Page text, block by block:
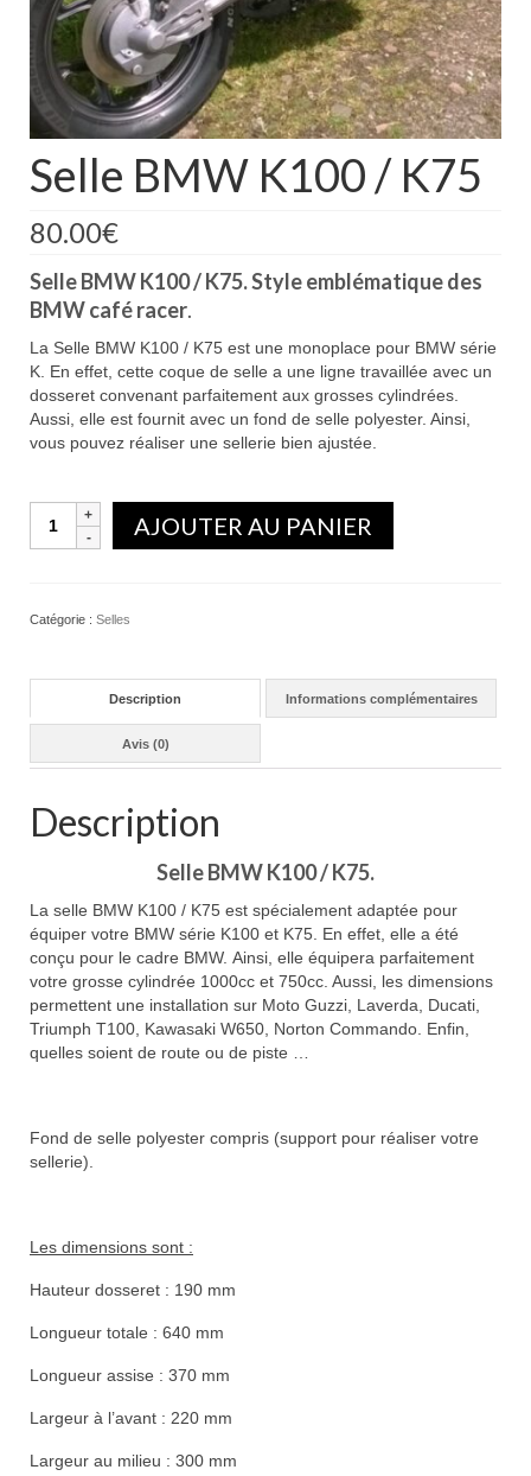
Selle BMW K100 / K75
80.00€
Selle BMW K100 / K75. Style emblématique des
BMW café racer.
La Selle BMW K100 / K75 est une monoplace pour BMW série
K. En effet, cette coque de selle a une ligne travaillée avec un
dosseret convenant parfaitement aux grosses cylindrées.
Aussi, elle est fournit avec un fond de selle polyester. Ainsi,
vous pouvez réaliser une sellerie bien ajustée.
Quantité AJOUTER AU PANIER
Catégorie : Selles
Description Informations complémentaires
Avis (0)
Description
Selle BMW K100 / K75.
La selle BMW K100 / K75 est spécialement adaptée pour
équiper votre BMW série K100 et K75. En effet, elle a été
conçu pour le cadre BMW. Ainsi, elle équipera parfaitement
votre grosse cylindrée 1000cc et 750cc. Aussi, les dimensions
permettent une installation sur Moto Guzzi, Laverda, Ducati,
Triumph T100, Kawasaki W650, Norton Commando. Enfin,
quelles soient de route ou de piste …
Fond de selle polyester compris (support pour réaliser votre
sellerie).
Les dimensions sont :
Hauteur dosseret : 190 mm
Longueur totale : 640 mm
Longueur assise : 370 mm
Largeur à l’avant : 220 mm
Largeur au milieu : 300 mm